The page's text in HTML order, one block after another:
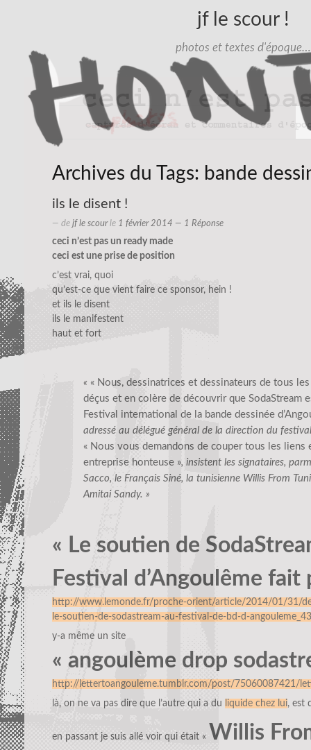
jf le scour !
photos et textes d'époque…
Archives du Tags: bande
ils le disent !
— de jf le scourle 1 février 2014 — 1 Réponse
ceci n’est pas un ready made
ceci est une prise de position
c’est vrai, quoi
qu’est-ce que vient faire ce sponsor, hein !
et ils le disent
ils le manifestent
haut et fort
« « Nous, dessinatrices et dessinateurs de tous
déçus et en colère de découvrir que SodaStream
Festival international de la bande dessinée
adressé au délégué général de la direction du
« Nous vous demandons de couper tous les
entreprise honteuse », insistent les signataires,
Sacco, le Français Siné, la tunisienne Willis From
Amitai Sandy. »
« Le soutien de
Festival d’Angoulême fait
http://www.lemonde.fr/proche-orient/article/2014/01/31/
le-soutien-de-sodastream-au-festival-de-bd-d-
y-a même un site
« angoulème drop
http://lettertoangouleme.tumblr.com/post/75060087421/
là, on ne va pas dire que l’autre qui a du
liquide chez lui, est
en passant je suis allé voir qui était « Willis